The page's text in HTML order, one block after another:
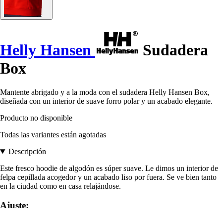
Helly Hansen
Sudadera
Box
Mantente abrigado y a la moda con el sudadera Helly Hansen Box,
diseñada con un interior de suave forro polar y un acabado elegante.
Producto no disponible
Todas las variantes están agotadas
Descripción
Este fresco hoodie de algodón es súper suave. Le dimos un interior de
felpa cepillada acogedor y un acabado liso por fuera. Se ve bien tanto
en la ciudad como en casa relajándose.
Ajuste: